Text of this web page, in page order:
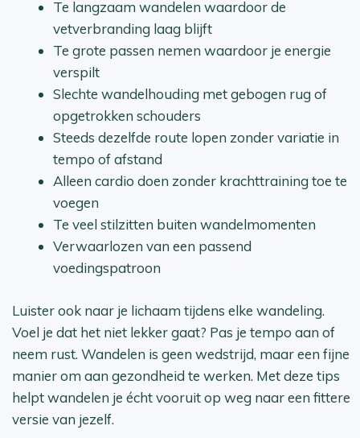
Te langzaam wandelen waardoor de
vetverbranding laag blijft
Te grote passen nemen waardoor je energie
verspilt
Slechte wandelhouding met gebogen rug of
opgetrokken schouders
Steeds dezelfde route lopen zonder variatie in
tempo of afstand
Alleen cardio doen zonder krachttraining toe te
voegen
Te veel stilzitten buiten wandelmomenten
Verwaarlozen van een passend
voedingspatroon
Luister ook naar je lichaam tijdens elke wandeling.
Voel je dat het niet lekker gaat? Pas je tempo aan of
neem rust. Wandelen is geen wedstrijd, maar een fijne
manier om aan gezondheid te werken. Met deze tips
helpt wandelen je écht vooruit op weg naar een fittere
versie van jezelf.